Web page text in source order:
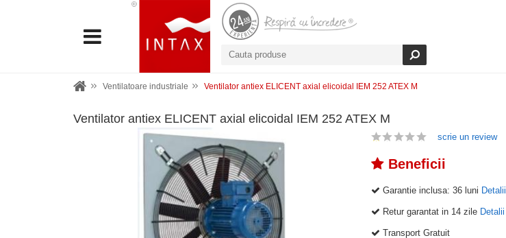
Ventilatoare industriale Ventilator antiex ELICENT axial elicoidal IEM 252 ATEX M
Ventilator antiex ELICENT axial elicoidal IEM 252 ATEX M
scrie un review
Beneficii
Garantie inclusa: 36 luni Detalii
Retur garantat in 14 zile Detalii
Transport Gratuit